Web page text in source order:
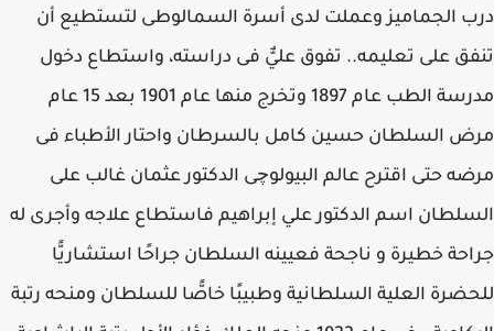
درب الجماميز وعملت لدى أسرة السمالوطى لتستطيع أن
تنفق على تعليمه.. تفوق عليٌّ فى دراسته، واستطاع دخول
مدرسة الطب عام 1897 وتخرج منها عام 1901 بعد 15 عام
مرض السلطان حسين كامل بالسرطان واحتار الأطباء فى
مرضه حتى اقترح عالم البيولوچى الدكتور عثمان غالب على
السلطان اسم الدكتور علي إبراهيم فاستطاع علاجه وأجرى له
جراحة خطيرة و ناجحة فعيينه السلطان جراحًا استشاريًّا
للحضرة العلية السلطانية وطبيبًا خاصًّا للسلطان ومنحه رتبة